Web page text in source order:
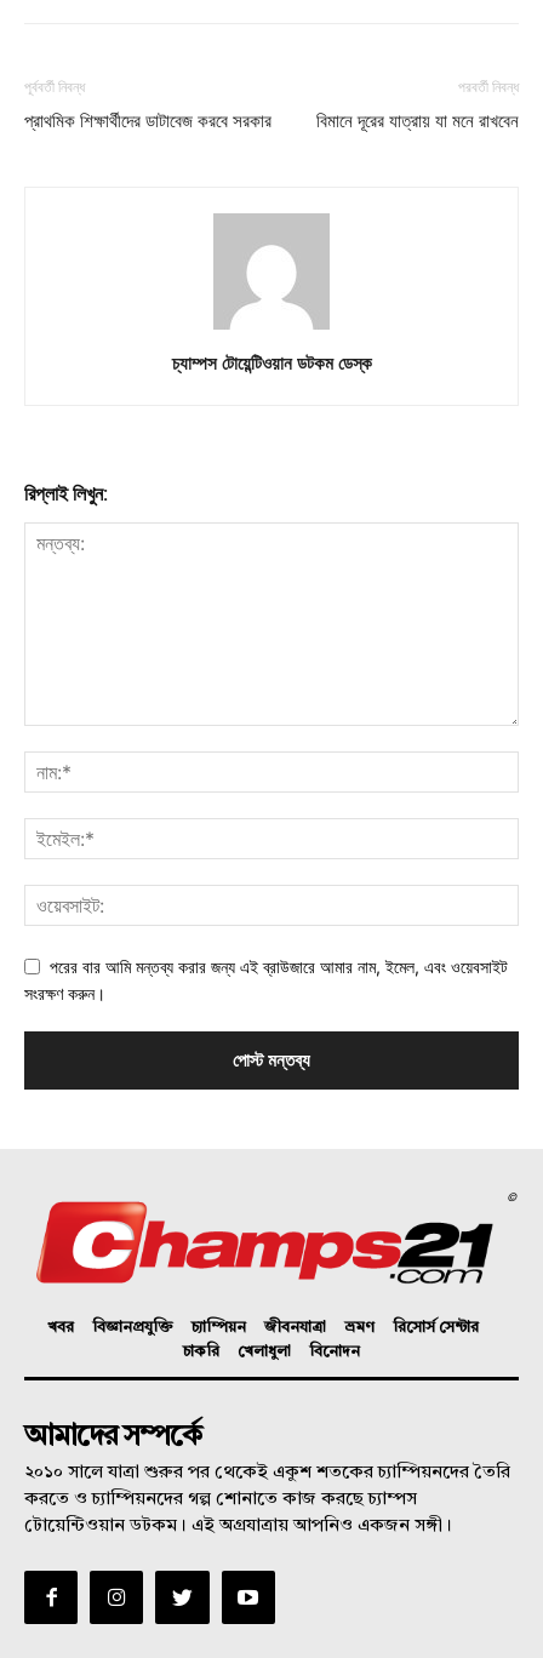
পূর্ববর্তী নিবন্ধ
প্রাথমিক শিক্ষার্থীদের ডাটাবেজ করবে সরকার
পরবর্তী নিবন্ধ
বিমানে দূরের যাত্রায় যা মনে রাখবেন
চ্যাম্পস টোয়েন্টিওয়ান ডটকম ডেস্ক
রিপ্লাই লিখুন:
পরের বার আমি মন্তব্য করার জন্য এই ব্রাউজারে আমার নাম, ইমেল, এবং ওয়েবসাইট
সংরক্ষণ করুন।
©
খবর বিজ্ঞানপ্রযুক্তি চ্যাম্পিয়ন জীবনযাত্রা ভ্রমণ
রিসোর্স সেন্টার
চাকরি
খেলাধুলা বিনোদন
আমাদের সম্পর্কে
২০১০ সালে যাত্রা শুরুর পর থেকেই একুশ শতকের চ্যাম্পিয়নদের তৈরি
করতে ও চ্যাম্পিয়নদের গল্প শোনাতে কাজ করছে চ্যাম্পস
টোয়েন্টিওয়ান ডটকম। এই অগ্রযাত্রায় আপনিও একজন সঙ্গী।